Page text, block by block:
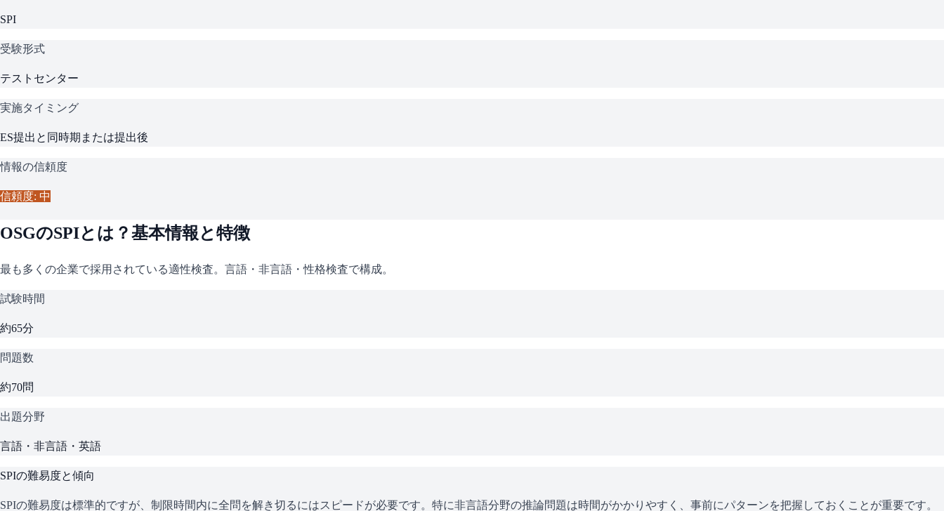
SPI
受験形式
テストセンター
実施タイミング
ES提出と同時期または提出後
情報の信頼度
信頼度: 中
OSGのSPIとは？基本情報と特徴
最も多くの企業で採用されている適性検査。言語・非言語・性格検査で構成。
試験時間
約65分
問題数
約70問
出題分野
言語・非言語・英語
SPIの難易度と傾向
SPIの難易度は標準的ですが、制限時間内に全問を解き切るにはスピードが必要です。特に非言語分野の推論問題は時間がかかりやすく、事前にパターンを把握しておくことが重要です。